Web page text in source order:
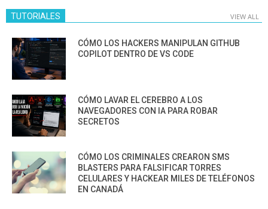
TUTORIALES VIEW ALL
CÓMO LOS HACKERS MANIPULAN GITHUB
COPILOT DENTRO DE VS CODE
CÓMO LAVAR EL CEREBRO A LOS
NAVEGADORES CON IA PARA ROBAR
SECRETOS
CÓMO LOS CRIMINALES CREARON SMS
BLASTERS PARA FALSIFICAR TORRES
CELULARES Y HACKEAR MILES DE TELÉFONOS
EN CANADÁ